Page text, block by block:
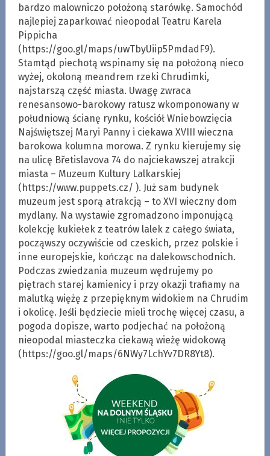
bardzo malowniczo położoną starówkę. Samochód
najlepiej zaparkować nieopodal Teatru Karela
Pippicha
(https://goo.gl/maps/uwTbyUiip5PmdadF9).
Stamtąd piechotą wspinamy się na położoną nieco
wyżej, okoloną meandrem rzeki Chrudimki,
najstarszą część miasta. Uwagę zwraca
renesansowo-barokowy ratusz wkomponowany w
południową ścianę rynku, kościół Wniebowzięcia
Najświętszej Maryi Panny i ciekawa XVIII wieczna
barokowa kolumna morowa. Z rynku kierujemy się
na ulicę Břetislavova 74 do najciekawszej atrakcji
miasta – Muzeum Kultury Lalkarskiej
(https://www.puppets.cz/ ). Już sam budynek
muzeum jest sporą atrakcją – to XVI wieczny dom
mydlany. Na wystawie zgromadzono imponującą
kolekcję kukiełek z teatrów lalek z całego świata,
począwszy oczywiście od czeskich, przez polskie i
inne europejskie, kończąc na dalekowschodnich.
Podczas zwiedzania muzeum wędrujemy po
piętrach starej kamienicy i przy okazji trafiamy na
malutką więżę z przepięknym widokiem na Chrudim
i okolicę. Jeśli będziecie mieli trochę więcej czasu, a
pogoda dopisze, warto podjechać na położoną
nieopodal miasteczka ciekawą wieżę widokową
(https://goo.gl/maps/6NWy7LchYv7DR8Yt8).